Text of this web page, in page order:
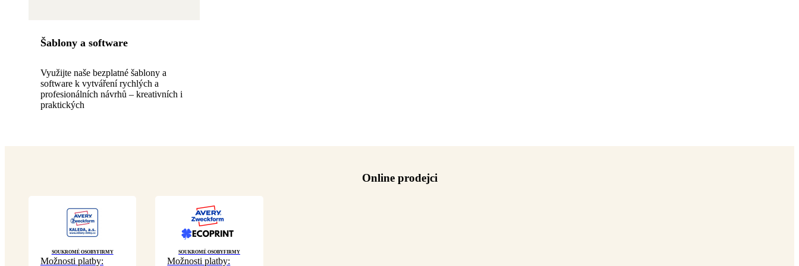
Šablony a software
Využijte naše bezplatné šablony a
software k vytváření rychlých a
profesionálních návrhů – kreativních i
praktických
Online prodejci
Soukromé osobyFirmy
Možnosti platby:
Soukromé osobyFirmy
Možnosti platby: